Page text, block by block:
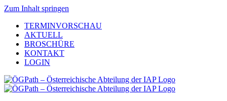
Zum Inhalt springen
TERMINVORSCHAU
AKTUELL
BROSCHÜRE
KONTAKT
LOGIN